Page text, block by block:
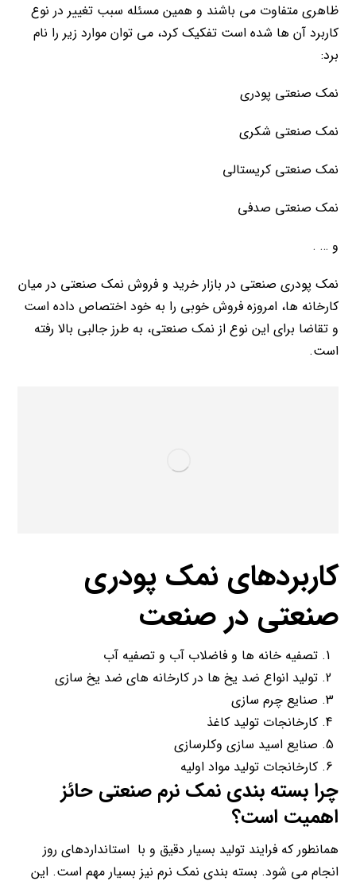
ظاهری متفاوت می باشند و همین مسئله سبب تغییر در نوع
کاربرد آن ها شده است تفکیک کرد، می توان موارد زیر را نام
برد:
نمک صنعتی پودری
نمک صنعتی شکری
نمک صنعتی کریستالی
نمک صنعتی صدفی
و … .
نمک پودری صنعتی در بازار خرید و فروش نمک صنعتی در میان
کارخانه ها، امروزه فروش خوبی را به خود اختصاص داده است
و تقاضا برای این نوع از نمک صنعتی، به طرز جالبی بالا رفته
است.
کاربردهای نمک پودری
صنعتی در صنعت
تصفیه خانه ها و فاضلاب آب و تصفیه آب
تولید انواع ضد یخ ها در کارخانه های ضد یخ سازی
صنایع چرم سازی
کارخانجات تولید کاغذ
صنایع اسید سازی وکلرسازی
کارخانجات تولید مواد اولیه
چرا بسته بندی نمک نرم صنعتی حائز
اهمیت است؟
همانطور که فرایند تولید بسیار دقیق و با استانداردهای روز
انجام می شود. بسته بندی نمک نرم نیز بسیار مهم است. این